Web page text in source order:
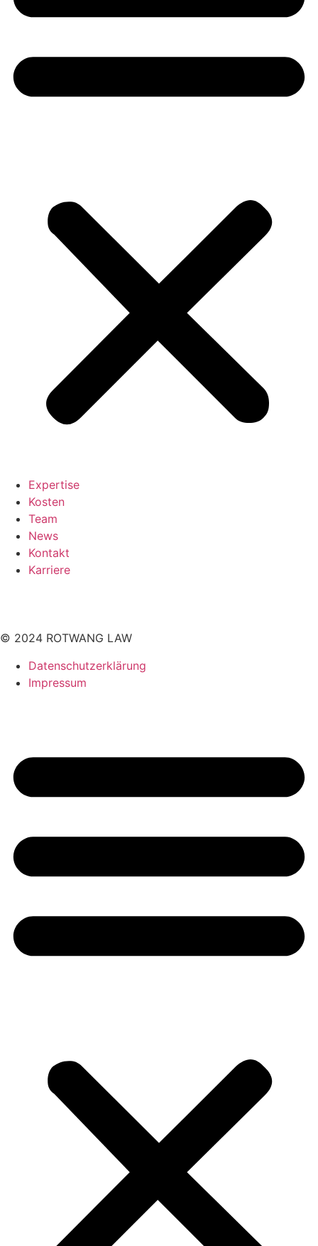
Expertise
Kosten
Team
News
Kontakt
Karriere
© 2024 ROTWANG LAW
Datenschutzerklärung
Impressum